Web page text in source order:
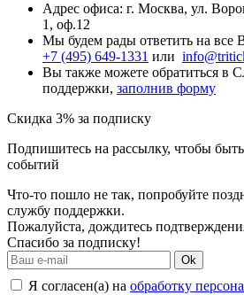
Адрес офиса: г. Москва, ул.
1, оф.12
Мы будем рады ответить на все
+7 (495) 649-1331 или
Вы также можете обратиться в
поддержки, заполнив форму
Скидка 3% за подписку
Подпишитесь на рассылку, чтобы
событий
Что-то пошло не так, попробуйте
службу поддержки.
Пожалуйста, дождитесь
Спасибо за подписку!
Ok
Я согласен(а) на обработку